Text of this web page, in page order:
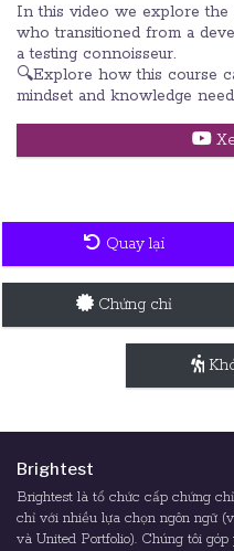
In this video we explore the
who transitioned from a
a testing connoisseur.
🔍Explore how this course
mindset and knowledge
Quay lại
Chứng chỉ
Brightest
Brightest là tổ chức cấp chứng
chỉ với nhiều lựa chọn ngôn ngữ
và United Portfolio). Chúng tôi